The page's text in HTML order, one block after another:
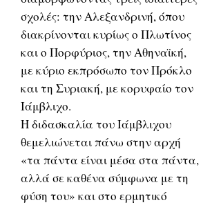
σχολές: την Αλεξανδρινή, όπου
διακρίνονται κυρίως ο Πλωτίνος
και ο Πορφύριος, την Αθηναϊκή,
με κύριο εκπρόσωπο τον Πρόκλο
και τη Συριακή, με κορυφαίο τον
Ιάμβλιχο.
Η διδασκαλία του Ιάμβλιχου
θεμελιώνεται πάνω στην αρχή
«τα πάντα είναι μέσα στα πάντα,
αλλά σε καθένα σύμφωνα με τη
φύση του» και στο ερμητικό